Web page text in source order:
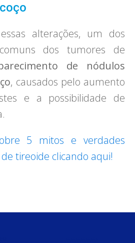
alterações, um dos
dos tumores de
de nódulos
, causados pelo aumento
e a possibilidade de
5 mitos e verdades
tireoide clicando aqui!